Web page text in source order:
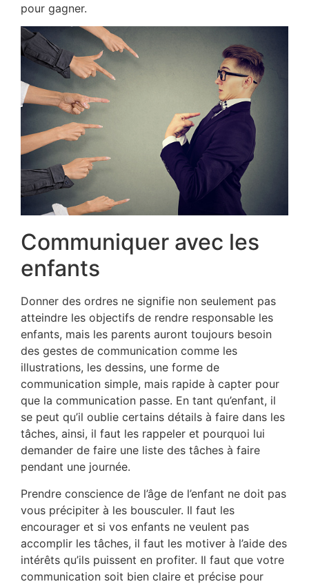
pour gagner.
Communiquer avec les
enfants
Donner des ordres ne signifie non seulement pas
atteindre les objectifs de rendre responsable les
enfants, mais les parents auront toujours besoin
des gestes de communication comme les
illustrations, les dessins, une forme de
communication simple, mais rapide à capter pour
que la communication passe. En tant qu’enfant, il
se peut qu’il oublie certains détails à faire dans les
tâches, ainsi, il faut les rappeler et pourquoi lui
demander de faire une liste des tâches à faire
pendant une journée.
Prendre conscience de l’âge de l’enfant ne doit pas
vous précipiter à les bousculer. Il faut les
encourager et si vos enfants ne veulent pas
accomplir les tâches, il faut les motiver à l’aide des
intérêts qu’ils puissent en profiter. Il faut que votre
communication soit bien claire et précise pour